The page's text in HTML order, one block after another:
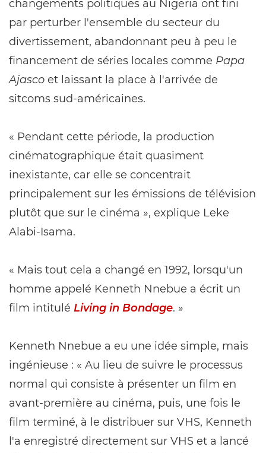
changements politiques au Nigeria ont fini
par perturber l'ensemble du secteur du
divertissement, abandonnant peu à peu le
financement de séries locales comme Papa
Ajasco et laissant la place à l'arrivée de
sitcoms sud-américaines.
« Pendant cette période, la production
cinématographique était quasiment
inexistante, car elle se concentrait
principalement sur les émissions de télévision
plutôt que sur le cinéma », explique Leke
Alabi-Isama.
« Mais tout cela a changé en 1992, lorsqu'un
homme appelé Kenneth Nnebue a écrit un
film intitulé Living in Bondage. »
Kenneth Nnebue a eu une idée simple, mais
ingénieuse : « Au lieu de suivre le processus
normal qui consiste à présenter un film en
avant-première au cinéma, puis, une fois le
film terminé, à le distribuer sur VHS, Kenneth
l'a enregistré directement sur VHS et a lancé